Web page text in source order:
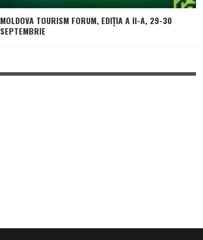
MOLDOVA TOURISM FORUM, EDIȚIA A II-A, 29-30
SEPTEMBRIE